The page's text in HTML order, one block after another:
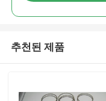
추천된 제품